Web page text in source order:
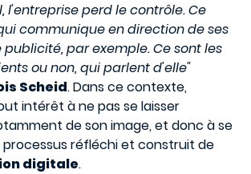
l'entreprise perd le contrôle. Ce
communique en direction de ses
publicité, par exemple. Ce sont les
ou non, qui parlent d'elle"
Scheid. Dans ce contexte,
intérêt à ne pas se laisser
de son image, et donc à se
processus réfléchi et construit de
digitale.